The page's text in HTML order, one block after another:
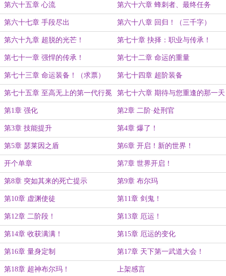
第六十五章 心流 第六十六章 蜂刺者、最终任务
第六十七章 手段尽出 第六十八章 回归！（三千字）
第六十九章 超脱的光芒！ 第七十章 抉择：职业与传承！
第七十一章 强悍的传承！ 第七十二章 命运的重量
第七十三章 命运装备！（求票） 第七十四章 超阶装备
第七十五章 至高无上的第一代行冕
下
第七十六章 期待与您重逢的那一天
第1章 强化 第2章 二阶·处刑官
第3章 技能提升 第4章 爆了！
第5章 瑟莱因之盾 第6章 开启！新的世界！
开个单章 第7章 世界开启！
第8章 突如其来的死亡提示 第9章 布尔玛
第10章 虚渊使徒 第11章 剑鬼！
第12章 二阶段！ 第13章 厄运！
第14章 收获满满！ 第15章 厄运的变化
第16章 量身定制 第17章 天下第一武道大会！
第18章 超神布尔玛！ 上架感言